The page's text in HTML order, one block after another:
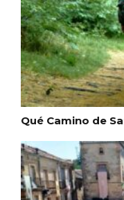
Qué Camino de